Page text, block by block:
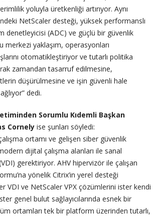
yoluyla üretkenliği artırıyor. Aynı
NetScaler desteği, yüksek performanslı
denetleyicisi (ADC) ve güçlü bir güvenlik
merkezi yaklaşım, operasyonları
otomatikleştiriyor ve tutarlı politika
zamandan tasarruf edilmesine,
düşürülmesine ve işin güvenli hale
dedi.
Sorumlu Kıdemli Başkan
Cornelyise şunları söyledi:
ortamı ve gelişen siber güvenlik
dijital çalışma alanları ile sanal
gerektiriyor. AHV hipervizör ile çalışan
yönelik Citrix’in yerel desteği
VDI ve NetScaler VPX çözümlerini ister kendi
genel bulut sağlayıcılarında esnek bir
ortamları tek bir platform üzerinden tutarlı,